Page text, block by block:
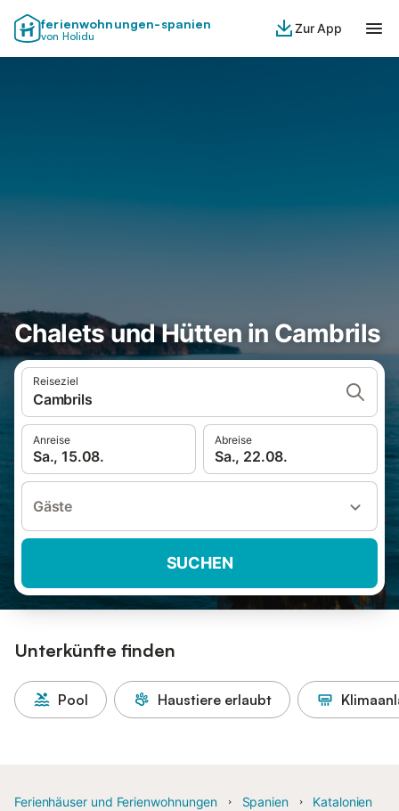
ferienwohnungen-spanien
von Holidu
Zur App
Chalets und Hütten in Cambrils
Reiseziel
Cambrils
Anreise
Sa., 15.08.
Abreise
Sa., 22.08.
Gäste
SUCHEN
Unterkünfte finden
Pool Haustiere erlaubt
Ferienhäuser und Ferienwohnungen Spanien
Katalonien